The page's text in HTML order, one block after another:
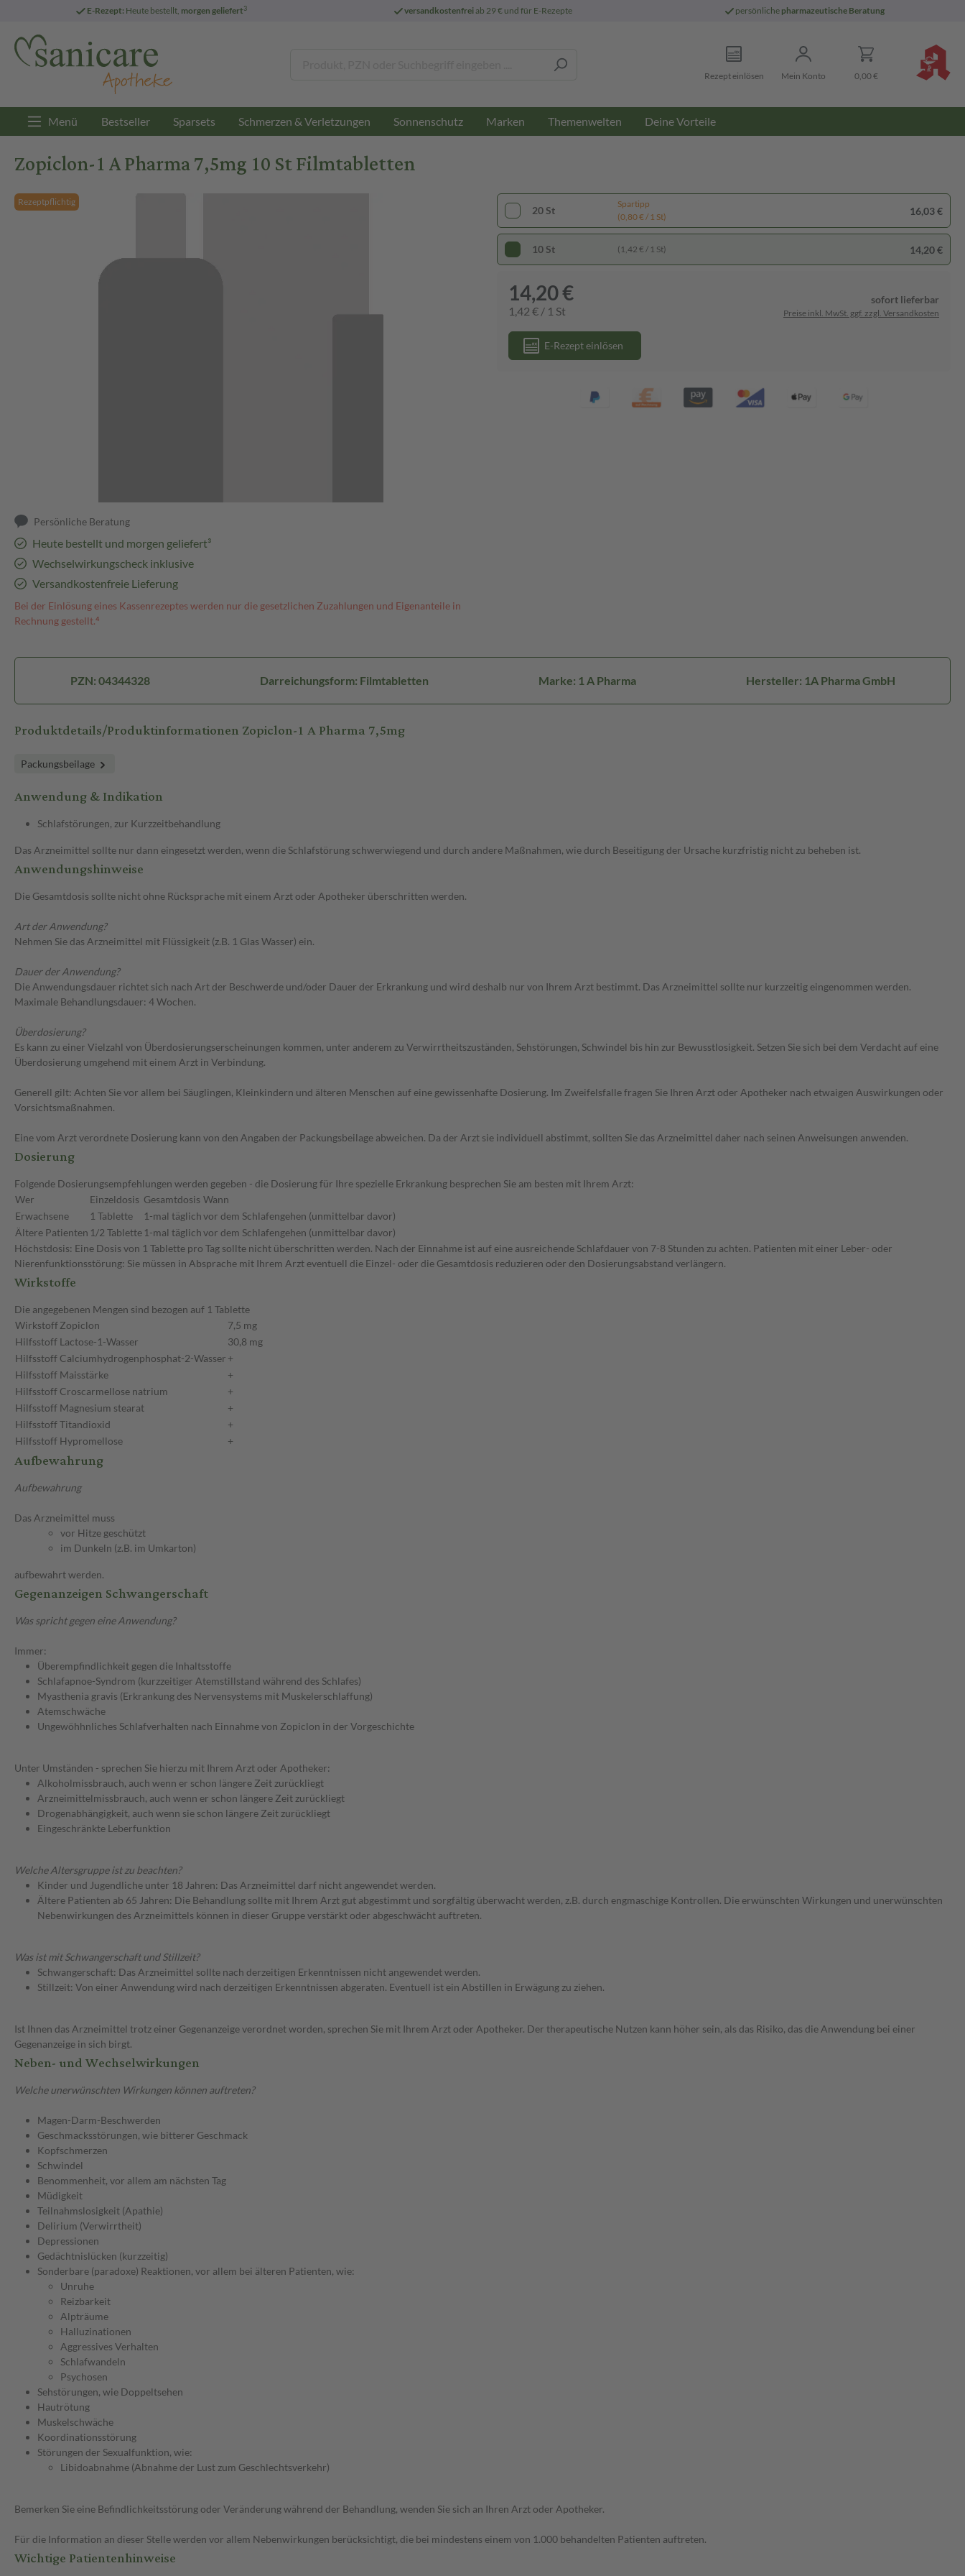
E-Rezept: Heute bestellt, morgen geliefert3 versandkostenfreiab 29 € und für E-Rezepte persönliche pharmazeutische Beratung
Rezept einlösen Mein Konto 0,00 €
Menü Bestseller Sparsets Schmerzen & Verletzungen Sonnenschutz Marken Themenwelten Deine Vorteile
Zopiclon-1 A Pharma 7,5mg 10 St Filmtabletten
Rezeptpflichtig
Persönliche Beratung
Heute bestellt und morgen geliefert³
Wechselwirkungscheck inklusive
Versandkostenfreie Lieferung
Bei der Einlösung eines Kassenrezeptes werden nur die gesetzlichen Zuzahlungen und Eigenanteile in
Rechnung gestellt.⁴
20 St
Spartipp
(0,80 € / 1 St)
16,03 €
10 St (1,42 € / 1 St) 14,20 €
14,20 €
1,42 € / 1 St
sofort lieferbar
Preise inkl. MwSt. ggf. zzgl. Versandkosten
E-Rezept einlösen
PZN: 04344328 Darreichungsform: Filmtabletten Marke: 1 A Pharma Hersteller: 1A Pharma GmbH
Produktdetails/Produktinformationen Zopiclon-1 A Pharma 7,5mg
Packungsbeilage
Anwendung & Indikation
Schlafstörungen, zur Kurzzeitbehandlung
Das Arzneimittel sollte nur dann eingesetzt werden, wenn die Schlafstörung schwerwiegend und durch andere Maßnahmen, wie durch Beseitigung der Ursache kurzfristig nicht zu beheben ist.
Anwendungshinweise
Die Gesamtdosis sollte nicht ohne Rücksprache mit einem Arzt oder Apotheker überschritten werden.
Art der Anwendung?
Nehmen Sie das Arzneimittel mit Flüssigkeit (z.B. 1 Glas Wasser) ein.
Dauer der Anwendung?
Die Anwendungsdauer richtet sich nach Art der Beschwerde und/oder Dauer der Erkrankung und wird deshalb nur von Ihrem Arzt bestimmt. Das Arzneimittel sollte nur kurzzeitig eingenommen werden.
Maximale Behandlungsdauer: 4 Wochen.
Überdosierung?
Es kann zu einer Vielzahl von Überdosierungserscheinungen kommen, unter anderem zu Verwirrtheitszuständen, Sehstörungen, Schwindel bis hin zur Bewusstlosigkeit. Setzen Sie sich bei dem Verdacht auf eine
Überdosierung umgehend mit einem Arzt in Verbindung.
Generell gilt: Achten Sie vor allem bei Säuglingen, Kleinkindern und älteren Menschen auf eine gewissenhafte Dosierung. Im Zweifelsfalle fragen Sie Ihren Arzt oder Apotheker nach etwaigen Auswirkungen oder
Vorsichtsmaßnahmen.
Eine vom Arzt verordnete Dosierung kann von den Angaben der Packungsbeilage abweichen. Da der Arzt sie individuell abstimmt, sollten Sie das Arzneimittel daher nach seinen Anweisungen anwenden.
Dosierung
Folgende Dosierungsempfehlungen werden gegeben - die Dosierung für Ihre spezielle Erkrankung besprechen Sie am besten mit Ihrem Arzt:
Wer
Einzeldosis Gesamtdosis Wann
Erwachsene
1 Tablette 1-mal täglichvor dem Schlafengehen (unmittelbar davor)
Ältere Patienten 1/2 Tablette 1-mal täglichvor dem Schlafengehen (unmittelbar davor)
Höchstdosis: Eine Dosis von 1 Tablette pro Tag sollte nicht überschritten werden. Nach der Einnahme ist auf eine ausreichende Schlafdauer von 7-8 Stunden zu achten. Patienten mit einer Leber- oder
Nierenfunktionsstörung: Sie müssen in Absprache mit Ihrem Arzt eventuell die Einzel- oder die Gesamtdosis reduzieren oder den Dosierungsabstand verlängern.
Wirkstoffe
Die angegebenen Mengen sind bezogen auf 1 Tablette
WirkstoffZopiclon
7,5 mg
Hilfsstoff Lactose-1-Wasser
30,8 mg
Hilfsstoff Calciumhydrogenphosphat-2-Wasser +
Hilfsstoff Maisstärke
+
Hilfsstoff Croscarmellose natrium
+
Hilfsstoff Magnesium stearat
+
HilfsstoffTitandioxid
+
Hilfsstoff Hypromellose +
Aufbewahrung
Aufbewahrung
Das Arzneimittel muss
vor Hitze geschützt
im Dunkeln (z.B. im Umkarton)
aufbewahrt werden.
Gegenanzeigen Schwangerschaft
Was spricht gegen eine Anwendung?
Immer:
Überempfindlichkeit gegen die Inhaltsstoffe
Schlafapnoe-Syndrom (kurzzeitiger Atemstillstand während des Schlafes)
Myasthenia gravis (Erkrankung des Nervensystems mit Muskelerschlaffung)
Atemschwäche
Ungewöhhnliches Schlafverhalten nach Einnahme von Zopiclon in der Vorgeschichte
Unter Umständen - sprechen Sie hierzu mit Ihrem Arzt oder Apotheker:
Alkoholmissbrauch, auch wenn er schon längere Zeit zurückliegt
Arzneimittelmissbrauch, auch wenn er schon längere Zeit zurückliegt
Drogenabhängigkeit, auch wenn sie schon längere Zeit zurückliegt
Eingeschränkte Leberfunktion
Welche Altersgruppe ist zu beachten?
Kinder und Jugendliche unter 18 Jahren: Das Arzneimittel darf nicht angewendet werden.
Ältere Patienten ab 65 Jahren: Die Behandlung sollte mit Ihrem Arzt gut abgestimmt und sorgfältig überwacht werden, z.B. durch engmaschige Kontrollen. Die erwünschten Wirkungen und unerwünschten
Nebenwirkungen des Arzneimittels können in dieser Gruppe verstärkt oder abgeschwächt auftreten.
Was ist mit Schwangerschaft und Stillzeit?
Schwangerschaft: Das Arzneimittel sollte nach derzeitigen Erkenntnissen nicht angewendet werden.
Stillzeit: Von einer Anwendung wird nach derzeitigen Erkenntnissen abgeraten. Eventuell ist ein Abstillen in Erwägung zu ziehen.
Ist Ihnen das Arzneimittel trotz einer Gegenanzeige verordnet worden, sprechen Sie mit Ihrem Arzt oder Apotheker. Der therapeutische Nutzen kann höher sein, als das Risiko, das die Anwendung bei einer
Gegenanzeige in sich birgt.
Neben- und Wechselwirkungen
Welche unerwünschten Wirkungen können auftreten?
Magen-Darm-Beschwerden
Geschmacksstörungen, wie bitterer Geschmack
Kopfschmerzen
Schwindel
Benommenheit, vor allem am nächsten Tag
Müdigkeit
Teilnahmslosigkeit (Apathie)
Delirium (Verwirrtheit)
Depressionen
Gedächtnislücken (kurzzeitig)
Sonderbare (paradoxe) Reaktionen, vor allem bei älteren Patienten, wie:
Unruhe
Reizbarkeit
Alpträume
Halluzinationen
Aggressives Verhalten
Schlafwandeln
Psychosen
Sehstörungen, wie Doppeltsehen
Hautrötung
Muskelschwäche
Koordinationsstörung
Störungen der Sexualfunktion, wie:
Libidoabnahme (Abnahme der Lust zum Geschlechtsverkehr)
Bemerken Sie eine Befindlichkeitsstörung oder Veränderung während der Behandlung, wenden Sie sich an Ihren Arzt oder Apotheker.
Für die Information an dieser Stelle werden vor allem Nebenwirkungen berücksichtigt, die bei mindestens einem von 1.000 behandelten Patienten auftreten.
Wichtige Patientenhinweise